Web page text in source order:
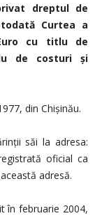
dreptul de
Curtea a
cu titlu de
de costuri şi
din Chişinău.
săi la adresa:
oficial ca
adresă.
în februarie 2004,